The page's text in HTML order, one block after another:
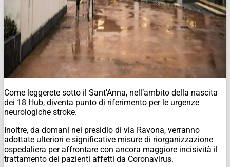
Come leggerete sotto il Sant’Anna, nell’ambito della nascita
dei 18 Hub, diventa punto di riferimento per le urgenze
neurologiche stroke.
Inoltre, da domani nel presidio di via Ravona, verranno
adottate ulteriori e significative misure di riorganizzazione
ospedaliera per affrontare con ancora maggiore incisività il
trattamento dei pazienti affetti da Coronavirus.